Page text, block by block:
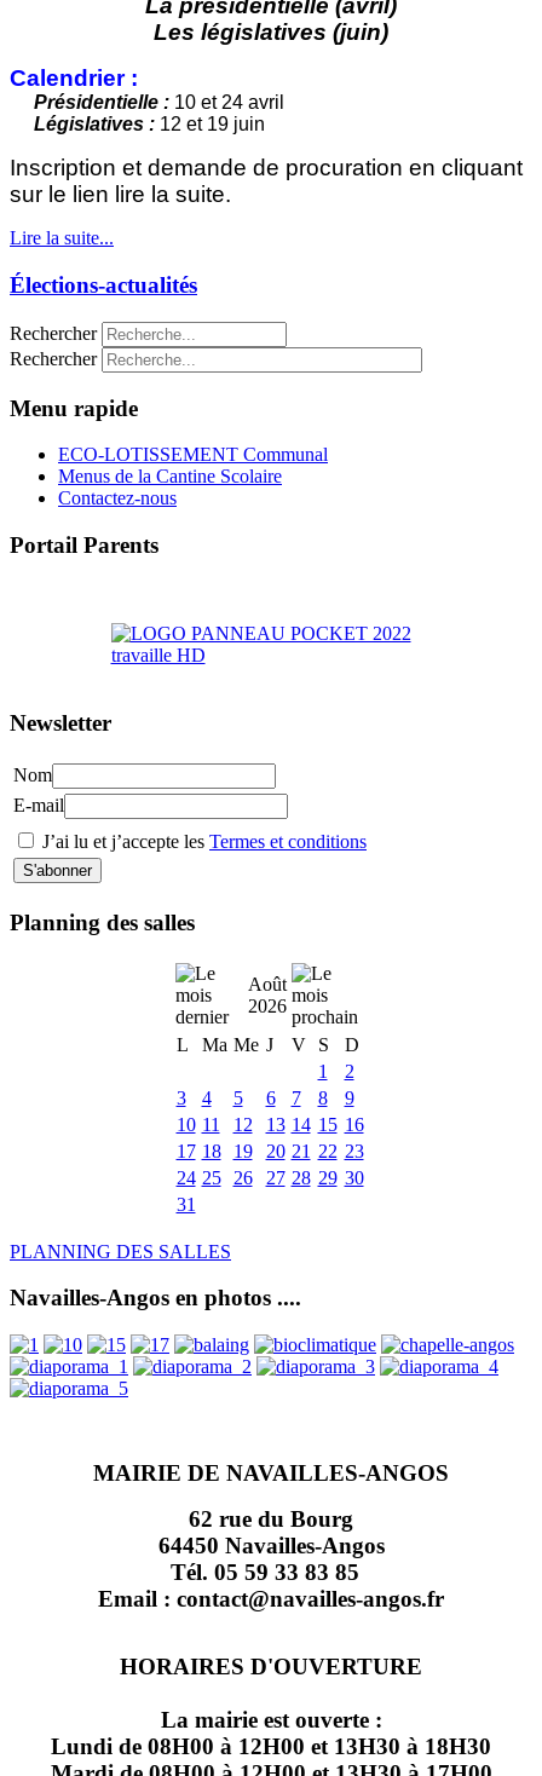
La présidentielle (avril)
Les législatives (juin)
Calendrier :
Présidentielle : 10 et 24 avril
Législatives : 12 et 19 juin
Inscription et demande de procuration en cliquant
sur le lien lire la suite.
Lire la suite...
Élections-actualités
Rechercher
Rechercher
Menu rapide
ECO-LOTISSEMENT Communal
Menus de la Cantine Scolaire
Contactez-nous
Portail Parents
Newsletter
Nom
E-mail
J’ai lu et j’accepte les Termes et conditions
Planning des salles
Août
2026
L
Ma Me J V S
D
1
2
3
4 5 6 7 8
9
10 11 12 13 14 15 16
17 18 19 20 21 22 23
24 25 26 27 28 29 30
31
PLANNING DES SALLES
Navailles-Angos en photos ....
MAIRIE DE NAVAILLES-ANGOS
62 rue du Bourg
64450 Navailles-Angos
Tél. 05 59 33 83 85
Email : contact@navailles-angos.fr
HORAIRES D'OUVERTURE
La mairie est ouverte :
Lundi de 08H00 à 12H00 et 13H30 à 18H30